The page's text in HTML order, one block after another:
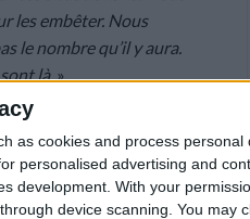
as cookies and process personal
personalised advertising and
development. With your
device scanning. You may
les embêter. Nous
le nombre qu’il y aura.
là.»
de la victoire face à
donnent confiance en
manière collective, on
est un exemple de ce